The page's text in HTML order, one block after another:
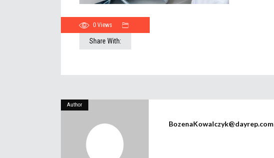
0 Views
Share With:
Author
BozenaKowalczyk@dayrep.com